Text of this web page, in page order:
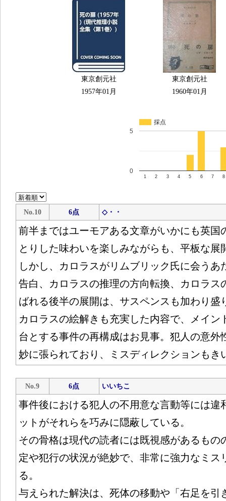
東京創元社
1957年01月
東京創元社
1960年01月
採点
1 2 3 4 5 6 7 8
0
5
No.10 6点 ◇・・
前半まではユーモアある文章がいかにも英国
とりした味わいを楽しみながらも、平板な展
しかし、カロラスがリムブリック氏に会うあ
告白、カロラスの推理の方向転換、カロラス
ばれる後半の展開は、サスペンスも加わり盛
カロラスの絵解きも充実した内容で、メイン
台とする事件の再構成はお見事。犯人の意外
妙に張られており、ミスディレクションもき
No.9 6点 いいちこ
事件後における犯人の不用意な言動等には違
ットがそれらを巧みに隠蔽している。
その骨格は現代の読者には既視感があるもの
定や犯行の状況が絶妙で、非常に強力なミス
る。
与えられた解決は、死体の移動や「右足を引